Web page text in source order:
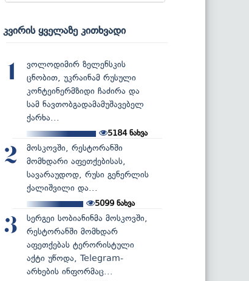
კვირის ყველაზე კითხვადი
1
ვოლოდიმირ ზელენსკის
ცნობით, უკრაინამ რუსული
კონტეინერმზიდი ჩაძირა და
სამ ნავთობგადამამუშავებელ
ქარხა...
5184ნახვა
2
მოსკოვში, რესტორანში
მომხდარი აფეთქებისას,
სავარაუდოდ, რუსი გენერლის
ქალიშვილი და...
5099 ნახვა
3
სერგეი სობიანინმა მოსკოვში,
რესტორანში მომხდარ
აფეთქებას ტერორისტული
აქტი უწოდა, Telegram-
არხების ინფორმაც...